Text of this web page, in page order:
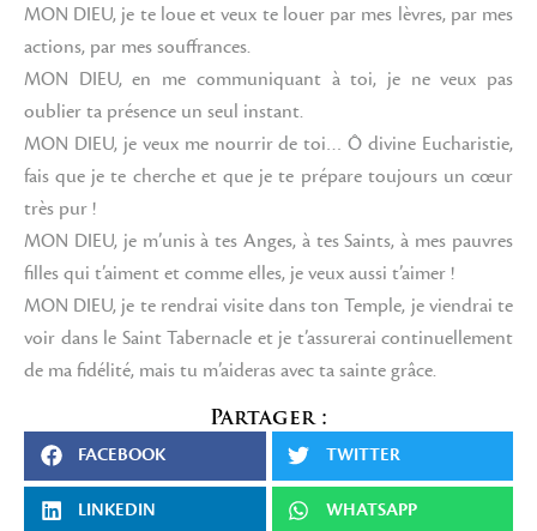
MON DIEU, je te loue et veux te louer par mes lèvres, par mes
actions, par mes souffrances.
MON DIEU, en me communiquant à toi, je ne veux pas
oublier ta présence un seul instant.
MON DIEU, je veux me nourrir de toi… Ô divine Eucharistie,
fais que je te cherche et que je te prépare toujours un cœur
très pur !
MON DIEU, je m’unis à tes Anges, à tes Saints, à mes pauvres
filles qui t’aiment et comme elles, je veux aussi t’aimer !
MON DIEU, je te rendrai visite dans ton Temple, je viendrai te
voir dans le Saint Tabernacle et je t’assurerai continuellement
de ma fidélité, mais tu m’aideras avec ta sainte grâce.
Partager :
FACEBOOK TWITTER
LINKEDIN WHATSAPP